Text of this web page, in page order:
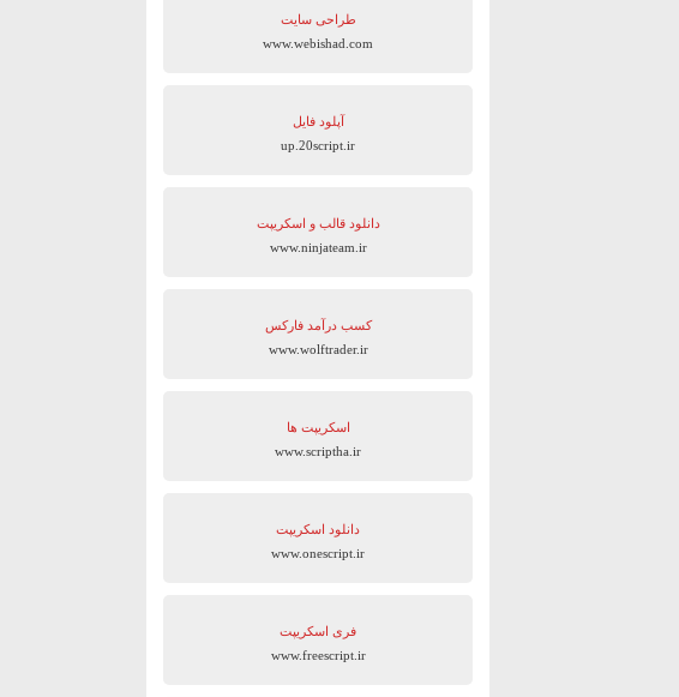
طراحی سایت
www.webishad.com
آپلود فایل
up.20script.ir
دانلود قالب و اسکریپت
www.ninjateam.ir
کسب درآمد فارکس
www.wolftrader.ir
اسکریپت ها
www.scriptha.ir
دانلود اسکریپت
www.onescript.ir
فری اسکریپت
www.freescript.ir